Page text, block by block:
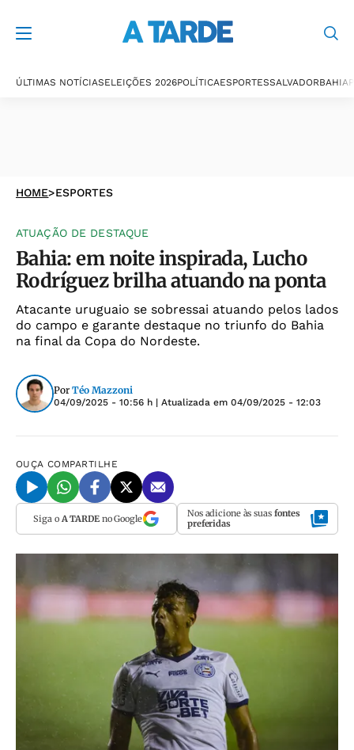
ÚLTIMAS NOTÍCIASELEIÇÕES 2026POLÍTICAESPORTESSALVADORBAHIA
HOME>ESPORTES
ATUAÇÃO DE DESTAQUE
Bahia: em noite inspirada, Lucho
Rodríguez brilha atuando na ponta
Atacante uruguaio se sobressai atuando pelos lados
do campo e garante destaque no triunfo do Bahia
na final da Copa do Nordeste.
Por Téo Mazzoni
04/09/2025 - 10:56 h | Atualizada em 04/09/2025 - 12:03
OUÇA COMPARTILHE
Siga o A TARDEno Google Nos adicione às suas fontes
preferidas